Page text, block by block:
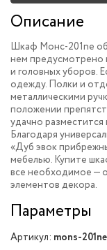
Описание
Шкаф Монс-201ne
нем предусмотрено
и головных уборов.
одежду. Полки и
металлическими
положении
удачно
Благодаря
«Дуб эвок
мебелью. Купите
все необходимое —
элементов декора.
Параметры
Артикул: mons-201ne